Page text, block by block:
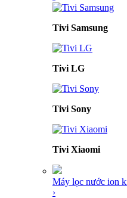
Tivi Samsung
Tivi LG
Tivi Sony
Tivi Xiaomi
Máy lọc nước ion
›